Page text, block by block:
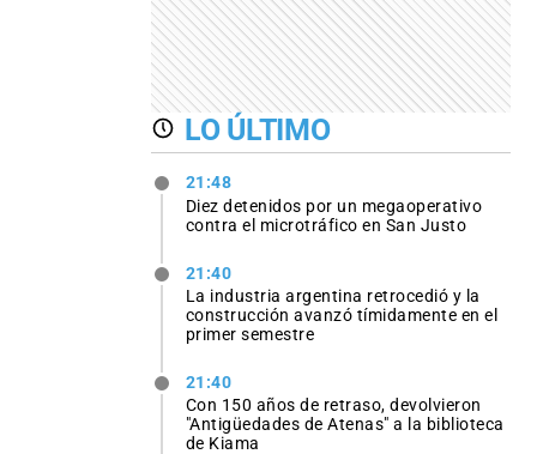
LO ÚLTIMO
21:48
Diez detenidos por un megaoperativo
contra el microtráfico en San Justo
21:40
La industria argentina retrocedió y la
construcción avanzó tímidamente en el
primer semestre
21:40
Con 150 años de retraso, devolvieron
"Antigüedades de Atenas" a la biblioteca
de Kiama